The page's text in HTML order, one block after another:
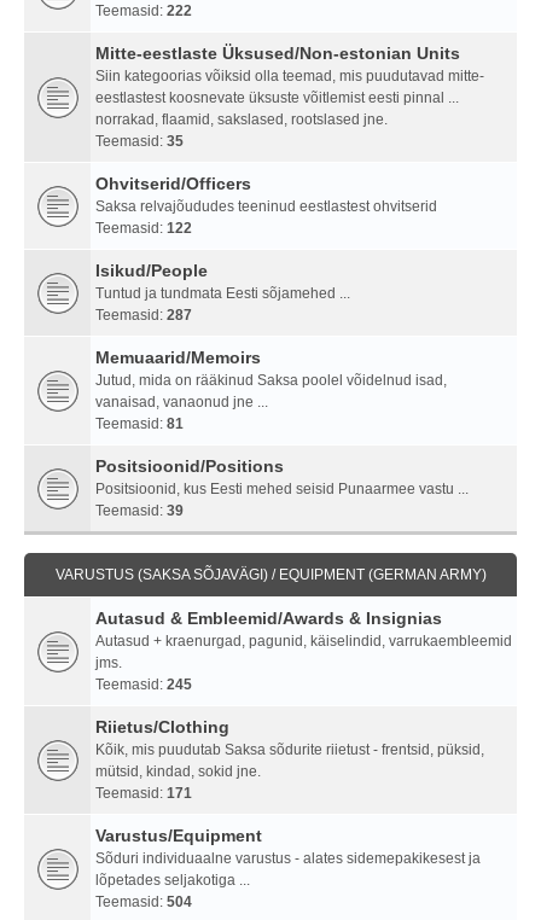
Teemasid: 222
Mitte-eestlaste Üksused/Non-estonian Units
Siin kategoorias võiksid olla teemad, mis puudutavad mitte-
eestlastest koosnevate üksuste võitlemist eesti pinnal ...
norrakad, flaamid, sakslased, rootslased jne.
Teemasid: 35
Ohvitserid/Officers
Saksa relvajõududes teeninud eestlastest ohvitserid
Teemasid: 122
Isikud/People
Tuntud ja tundmata Eesti sõjamehed ...
Teemasid: 287
Memuaarid/Memoirs
Jutud, mida on rääkinud Saksa poolel võidelnud isad,
vanaisad, vanaonud jne ...
Teemasid: 81
Positsioonid/Positions
Positsioonid, kus Eesti mehed seisid Punaarmee vastu ...
Teemasid: 39
VARUSTUS (SAKSA SÕJAVÄGI) / EQUIPMENT (GERMAN ARMY)
Autasud & Embleemid/Awards & Insignias
Autasud + kraenurgad, pagunid, käiselindid, varrukaembleemid
jms.
Teemasid: 245
Riietus/Clothing
Kõik, mis puudutab Saksa sõdurite riietust - frentsid, püksid,
mütsid, kindad, sokid jne.
Teemasid: 171
Varustus/Equipment
Sõduri individuaalne varustus - alates sidemepakikesest ja
lõpetades seljakotiga ...
Teemasid: 504